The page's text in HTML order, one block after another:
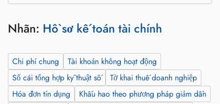
Nhãn: Hồ sơ kế toán tài chính
Chi phí chung
Tài khoản không hoạt động
Sổ cái tổng hợp kỹ thuật số
Tờ khai thuế doanh nghiệp
Hóa đơn tín dụng
Khấu hao theo phương pháp giảm dần